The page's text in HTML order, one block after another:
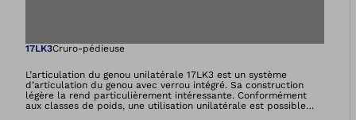
Ouvre l’image
17LK3Cruro-pédieuse
L’articulation du genou unilatérale 17LK3 est un système
d’articulation du genou avec verrou intégré. Sa construction
légère la rend particulièrement intéressante. Conformément
aux classes de poids, une utilisation unilatérale est possible